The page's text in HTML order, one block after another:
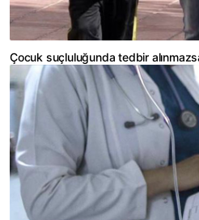
Çocuk suçluluğunda tedbir